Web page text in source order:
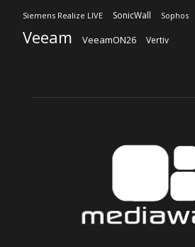
Siemens Realize LIVE SonicWall Sophos
Veeam VeeamON26 Vertiv